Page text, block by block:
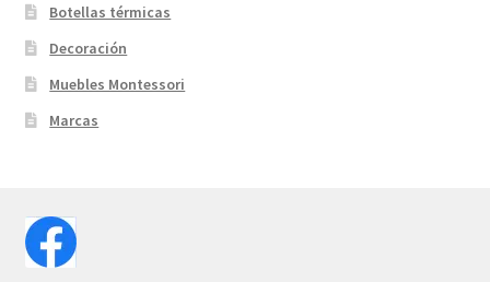
Botellas térmicas
Decoración
Muebles Montessori
Marcas